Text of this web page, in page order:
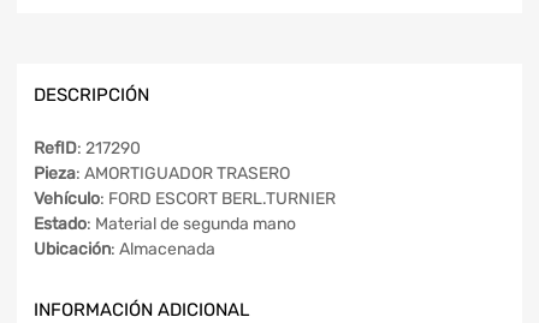
DESCRIPCIÓN
RefID: 217290
Pieza: AMORTIGUADOR TRASERO
Vehículo: FORD ESCORT BERL.TURNIER
Estado: Material de segunda mano
Ubicación: Almacenada
INFORMACIÓN ADICIONAL